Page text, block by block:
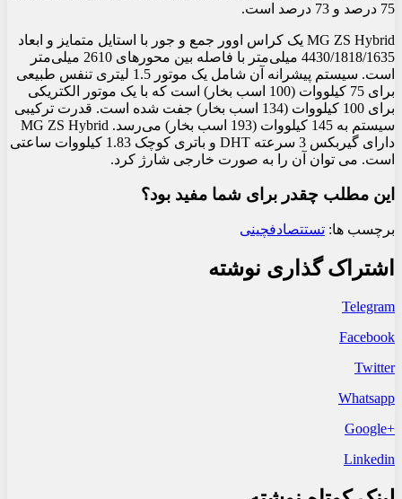
75 درصد و 73 درصد است.
MG ZS Hybrid یک کراس اوور جمع و جور با استایل متمایز و ابعاد
4430/1818/1635 میلی‌متر با فاصله بین محورهای 2610 میلی‌متر
است. سیستم پیشرانه آن شامل یک موتور 1.5 لیتری تنفس طبیعی
برای 75 کیلووات (100 اسب بخار) است که با یک موتور الکتریکی
برای 100 کیلووات (134 اسب بخار) جفت شده است. قدرت ترکیبی
سیستم به 145 کیلووات (193 اسب بخار) می‌رسد. MG ZS Hybrid
دارای گیربکس 3 سرعته DHT و باتری کوچک 1.83 کیلووات ساعتی
است. می توان آن را به صورت خارجی شارژ کرد.
این مطلب چقدر برای شما مفید بود؟
برچسب ها: تستتصادفچینی
اشتراک گذاری نوشته
Telegram
Facebook
Twitter
Whatsapp
+Google
Linkedin